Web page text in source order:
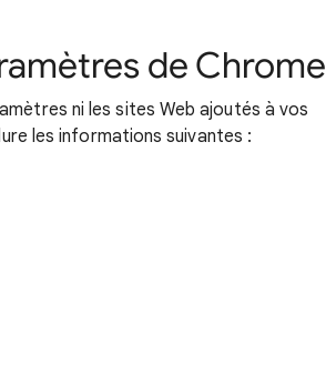
de Chrome
ni les sites Web ajoutés à vos
les informations suivantes :